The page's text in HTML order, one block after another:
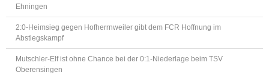
Ehningen
2:0-Heimsieg gegen Hofherrnweiler gibt dem FCR Hoffnung im
Abstiegskampf
Mutschler-Elf ist ohne Chance bei der 0:1-Niederlage beim TSV
Oberensingen